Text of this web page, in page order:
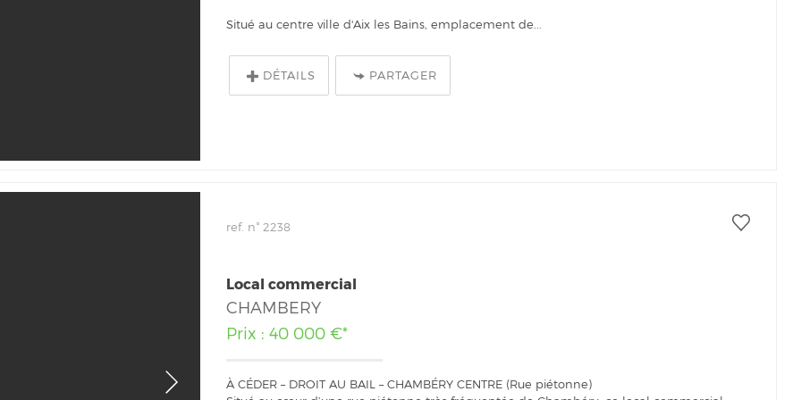
Situé au centre ville d'Aix les Bains, emplacement de...
DÉTAILS PARTAGER
ref. n° 2238
Local commercial
CHAMBERY
Prix : 40 000 €*
À CÉDER – DROIT AU BAIL – CHAMBÉRY CENTRE (Rue piétonne)